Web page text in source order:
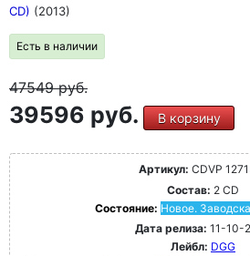
CD) (2013)
Есть в наличии
47549руб.
39596 руб. В корзину
Артикул: CDVP
Состав: 2 CD
Состояние: Новое.
Дата релиза: 11-10-
Лейбл: DGG